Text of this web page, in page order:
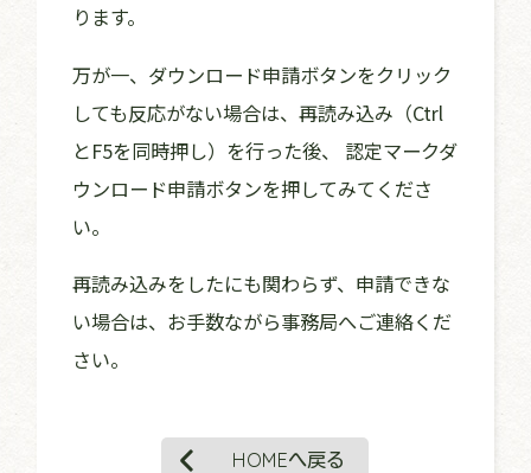
ります。
万が一、ダウンロード申請ボタンをクリック
しても反応がない場合は、再読み込み（Ctrl
とF5を同時押し）を行った後、 認定マークダ
ウンロード申請ボタンを押してみてくださ
い。
再読み込みをしたにも関わらず、申請できな
い場合は、お手数ながら事務局へご連絡くだ
さい。
HOMEへ戻る